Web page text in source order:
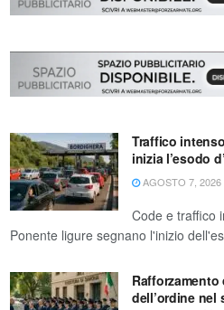
Traffico
inizia l’esodo
AGOSTO 7, 2026
Code e traffico
Ponente ligure segnano l'inizio
Rafforzamento
dell’ordine nel